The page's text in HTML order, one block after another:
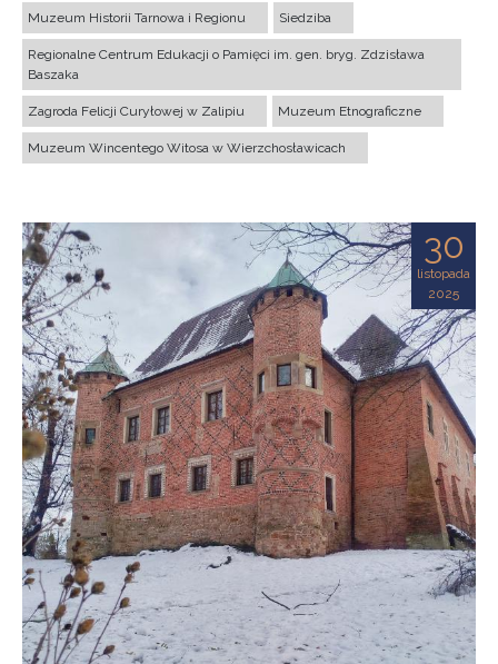
Muzeum Historii Tarnowa i Regionu Siedziba
Regionalne Centrum Edukacji o Pamięci im. gen. bryg. Zdzisława
Baszaka
Zagroda Felicji Curyłowej w Zalipiu Muzeum Etnograficzne
Muzeum Wincentego Witosa w Wierzchosławicach
30
listopada
2025